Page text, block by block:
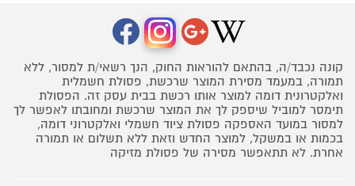
קונה נכבד/ה, בהתאם להוראות החוק, הנך רשאי/ת למסור, ללא
תמורה, במעמד מסירת המוצר שרכשת, פסולת חשמלית
ואלקטרונית דומה למוצר אותו רכשת בבית עסק זה. הפסולת
תימסר למוביל שיספק לך את המוצר שרכשת ומחובתו לאפשר לך
למסור במועד האספקה פסולת ציוד חשמלי ואלקטרוני דומה,
בכמות או במשקל, למוצר החדש וזאת ללא תשלום או תמורה
אחרת. לא תתאפשר מסירה של פסולת מזיקה